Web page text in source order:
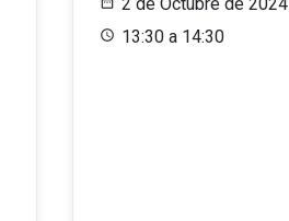
13:30 a 14:30